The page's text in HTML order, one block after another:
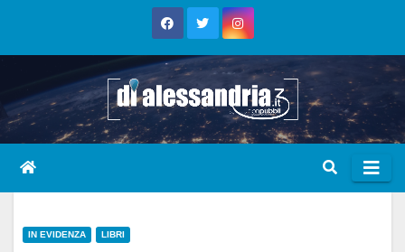
IN EVIDENZA LIBRI